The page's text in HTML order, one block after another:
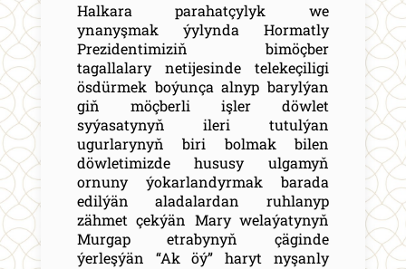
Halkara parahatçylyk we
ynanyşmak ýylynda Hormatly
Prezidentimiziň bimöçber
tagallalary netijesinde telekeçiligi
ösdürmek boýunça alnyp barylýan
giň möçberli işler döwlet
syýasatynyň ileri tutulýan
ugurlarynyň biri bolmak bilen
döwletimizde hususy ulgamyň
ornuny ýokarlandyrmak barada
edilýän aladalardan ruhlanyp
zähmet çekýän Mary welaýatynyň
Murgap etrabynyň çäginde
ýerleşýän “Ak öý” haryt nyşanly